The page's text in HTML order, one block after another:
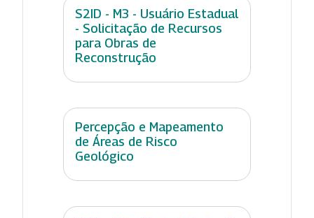
S2ID - M3 - Usuário Estadual
- Solicitação de Recursos
para Obras de
Reconstrução
Percepção e Mapeamento
de Áreas de Risco
Geológico